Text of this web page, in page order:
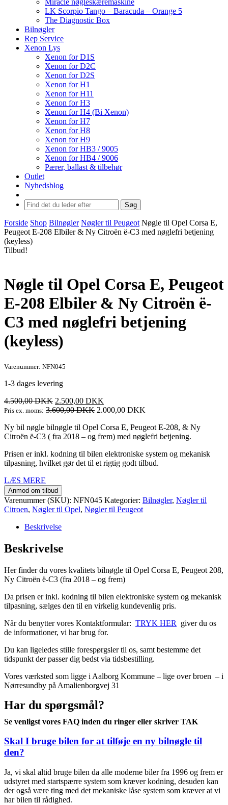
Miracle nøgleskæremaskine
LK Scorpio Tango – Baracuda – Orange 5
The Diagnostic Box
Bilnøgler
Rep Service
Xenon Lys
Xenon for D1S
Xenon for D2C
Xenon for D2S
Xenon for H1
Xenon for H11
Xenon for H3
Xenon for H4 (Bi Xenon)
Xenon for H7
Xenon for H8
Xenon for H9
Xenon for HB3 / 9005
Xenon for HB4 / 9006
Pærer, ballast & tilbehør
Outlet
Nyhedsblog
Søg
Forside Shop Bilnøgler Nøgler til Peugeot Nøgle til Opel Corsa E,
Peugeot E-208 Elbiler & Ny Citroën ë-C3 med nøglefri betjening
(keyless)
Tilbud!
Nøgle til Opel Corsa E, Peugeot
E-208 Elbiler & Ny Citroën ë-
C3 med nøglefri betjening
(keyless)
Varenummer: NFN045
1-3 dages levering
4.500,00DKK Den
oprindelige
var:
4.500,00 DKK.
2.500,00 DKK
aktuelle
er:
2.500,00 DKK.
Pris ex. moms: 3.600,00DKK 2.000,00 DKK
Ny bil nøgle bilnøgle til Opel Corsa E, Peugeot E-208, & Ny
Citroën ë-C3 ( fra 2018 – og frem) med nøglefri betjening.
Prisen er inkl. kodning til bilen elektroniske system og mekanisk
tilpasning, hvilket gør det til et rigtig godt tilbud.
LÆS MERE
Anmod om tilbud
Varenummer (SKU): NFN045 Kategorier: Bilnøgler, Nøgler til
Citroen, Nøgler til Opel, Nøgler til Peugeot
Beskrivelse
Beskrivelse
Her finder du vores kvalitets bilnøgle til Opel Corsa E, Peugeot 208,
Ny Citroën ë-C3 (fra 2018 – og frem)
Da prisen er inkl. kodning til bilen elektroniske system og mekanisk
tilpasning, sælges den til en virkelig kundevenlig pris.
Når du benytter vores Kontaktformular: TRYK HER
giver du os
de informationer, vi har brug for.
Du kan ligeledes stille forespørgsler til os, samt bestemme det
tidspunkt der passer dig bedst via tidsbestilling.
Vores værksted som ligge i Aalborg Kommune – lige over broen – i
Nørresundby på Amalienborgvej 31
Har du spørgsmål?
Se venligst vores FAQ inden du ringer eller skriver TAK
Skal I bruge bilen for at tilføje en ny bilnøgle til
den?
Ja, vi skal altid bruge bilen da alle moderne biler fra 1996 og frem er
udstyret med startspærre system som kræver kodning, desuden kan
der også være ting med det mekaniske låse system som kræver at vi
har bilen til rådighed.